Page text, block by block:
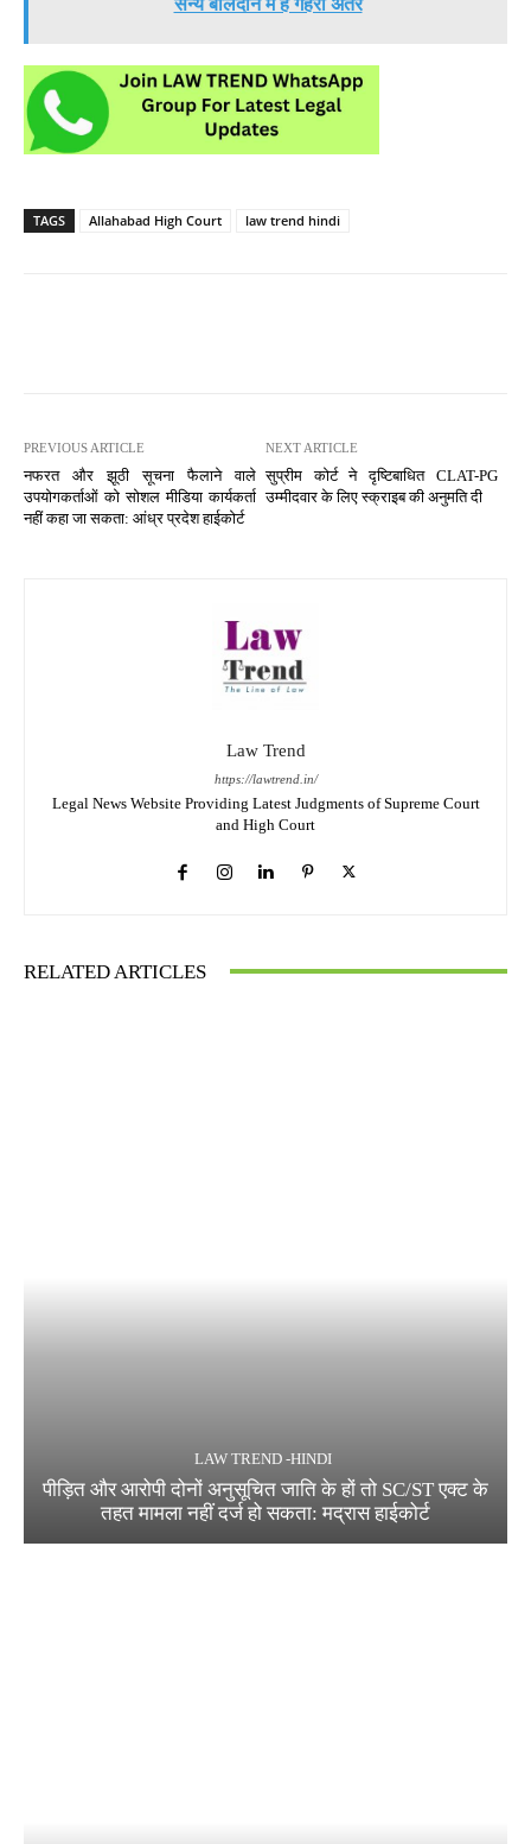
TAGS Allahabad High Court law trend hindi
PREVIOUS ARTICLE
नफरत और झूठी सूचना फैलाने वाले
उपयोगकर्ताओं को सोशल मीडिया कार्यकर्ता
नहीं कहा जा सकता: आंध्र प्रदेश हाईकोर्ट
NEXT ARTICLE
सुप्रीम कोर्ट ने दृष्टिबाधित CLAT-PG
उम्मीदवार के लिए स्क्राइब की अनुमति दी
Law Trend
https://lawtrend.in/
Legal News Website Providing Latest Judgments of Supreme Court
and High Court
RELATED ARTICLES
LAW TREND -HINDI
पीड़ित और आरोपी दोनों अनुसूचित जाति के हों तो SC/ST एक्ट के
तहत मामला नहीं दर्ज हो सकता: मद्रास हाईकोर्ट